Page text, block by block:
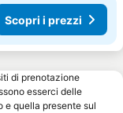
Scopri i prezzi
di prenotazione
esserci delle
e quella presente sul